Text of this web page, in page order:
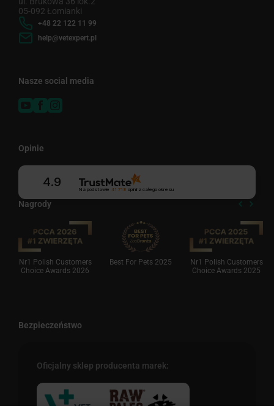
05-092 Łomianki
+48 22 122 11 99
help@vetexpert.pl
Nasze social media
Nagrody
Nr1 Polish Customers
Choice Awards 2026
Best For Pets 2025
Nr1 Polish Customers
Choice Awards 2025
Opinie
4.9
Na podstawie 41 718 opinii z całego okresu
Bezpieczeństwo
Oficjalny sklep producenta marek: